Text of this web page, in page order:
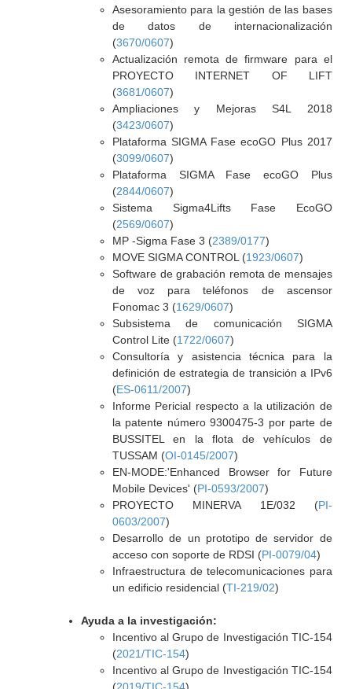
Asesoramiento para la gestión de las bases
de datos de internacionalización
(3670/0607)
Actualización remota de firmware para el
PROYECTO INTERNET OF LIFT
(3681/0607)
Ampliaciones y Mejoras S4L 2018
(3423/0607)
Plataforma SIGMA Fase ecoGO Plus 2017
(3099/0607)
Plataforma SIGMA Fase ecoGO Plus
(2844/0607)
Sistema Sigma4Lifts Fase EcoGO
(2569/0607)
MP -Sigma Fase 3 (2389/0177)
MOVE SIGMA CONTROL (1923/0607)
Software de grabación remota de mensajes
de voz para teléfonos de ascensor
Fonomac 3 (1629/0607)
Subsistema de comunicación SIGMA
Control Lite (1722/0607)
Consultoría y asistencia técnica para la
definición de estrategia de transición a IPv6
(ES-0611/2007)
Informe Pericial respecto a la utilización de
la patente número 9300475-3 por parte de
BUSSITEL en la flota de vehículos de
TUSSAM (OI-0145/2007)
EN-MODE:'Enhanced Browser for Future
Mobile Devices' (PI-0593/2007)
PROYECTO MINERVA 1E/032 (PI-
0603/2007)
Desarrollo de un prototipo de servidor de
acceso con soporte de RDSI (PI-0079/04)
Infraestructura de telecomunicaciones para
un edificio residencial (TI-219/02)
Ayuda a la investigación:
Incentivo al Grupo de Investigación TIC-154
(2021/TIC-154)
Incentivo al Grupo de Investigación TIC-154